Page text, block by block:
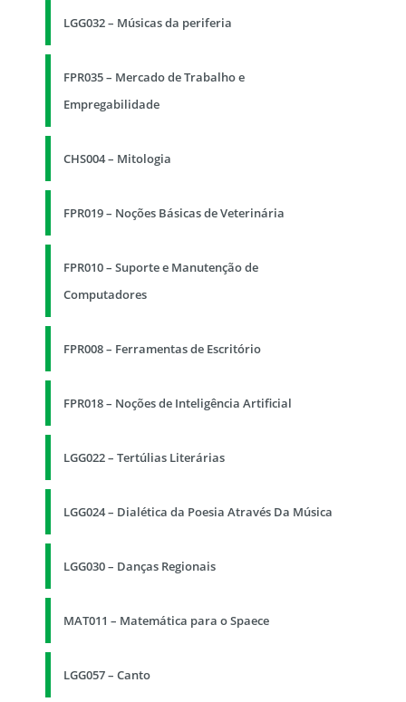
LGG032 – Músicas da periferia
FPR035 – Mercado de Trabalho e
Empregabilidade
CHS004 – Mitologia
FPR019 – Noções Básicas de Veterinária
FPR010 – Suporte e Manutenção de
Computadores
FPR008 – Ferramentas de Escritório
FPR018 – Noções de Inteligência Artificial
LGG022 – Tertúlias Literárias
LGG024 – Dialética da Poesia Através Da Música
LGG030 – Danças Regionais
MAT011 – Matemática para o Spaece
LGG057 – Canto